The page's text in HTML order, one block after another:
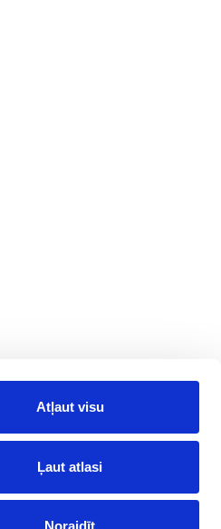
Atļaut visu
Ļaut atlasi
Noraidīt
Follow Us on
Social Media